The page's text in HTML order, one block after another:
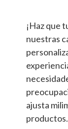
¡Haz que
nuestras
ajusta
productos.